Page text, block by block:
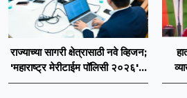
राज्याच्या सागरी क्षेत्रासाठी नवे व्हिजन;
'महाराष्ट्र मेरीटाईम पॉलिसी २०२६'चा
प्रस्ताव